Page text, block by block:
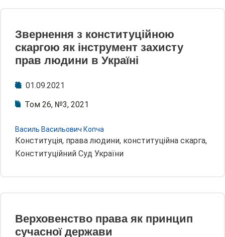
Звернення з конституційною
скаргою як інструмент захисту
прав людини в Україні
01.09.2021
Том 26, №3, 2021
Василь Васильович Копча
Конституція, права людини, конституційна скарга,
Конституційний Суд України
Верховенство права як принцип
сучасної держави